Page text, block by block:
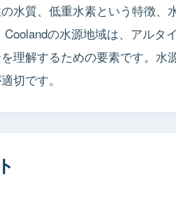
水質、低重水素という特徴、
の水源地域は、アルタ
理解するための要素です。水
切です。